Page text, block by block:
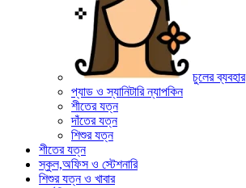
চুলের ব্যবহার
প্যাড ও স্যানিটারি ন্যাপকিন
শীতের যত্ন
দাঁতের যত্ন
শিশুর যত্ন
শীতের যত্ন
স্কুল,অফিস ও স্টেশনারি
শিশুর যত্ন ও খাবার